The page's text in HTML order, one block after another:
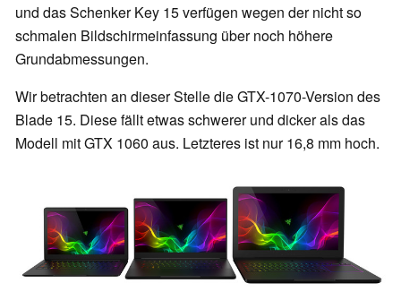
und das Schenker Key 15 verfügen wegen der nicht so
schmalen Bildschirmeinfassung über noch höhere
Grundabmessungen.
Wir betrachten an dieser Stelle die GTX-1070-Version des
Blade 15. Diese fällt etwas schwerer und dicker als das
Modell mit GTX 1060 aus. Letzteres ist nur 16,8 mm hoch.